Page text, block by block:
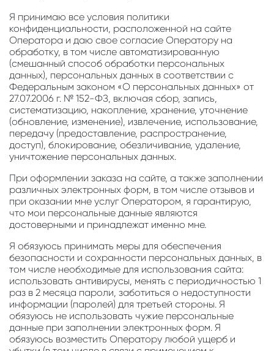
Я принимаю все условия политики
конфиденциальности, расположенной на сайте
Оператора и даю свое согласие Оператору на
обработку, в том числе автоматизированную
(смешанный способ обработки персональных
данных), персональных данных в соответствии с
Федеральным законом «О персональных данных» от
27.07.2006 г. № 152-ФЗ, включая сбор, запись,
систематизацию, накопление, хранение, уточнение
(обновление, изменение), извлечение, использование,
передачу (предоставление, распространение,
доступ), блокирование, обезличивание, удаление,
уничтожение персональных данных.
При оформлении заказа на сайте, а также заполнении
различных электронных форм, в том числе отзывов и
при оказании мне услуг Оператором, я гарантирую,
что мои персональные данные являются
достоверными и принадлежат именно мне.
Я обязуюсь принимать меры для обеспечения
безопасности и сохранности персональных данных, в
том числе необходимые для использования сайта:
использовать антивирусы, менять с периодичностью 1
раз в 2 месяца пароли, заботиться о недоступности
информации (паролей) для третьей стороны. Я
обязуюсь не использовать чужие персональные
данные при заполнении электронных форм. Я
обязуюсь возместить Оператору любой ущерб и